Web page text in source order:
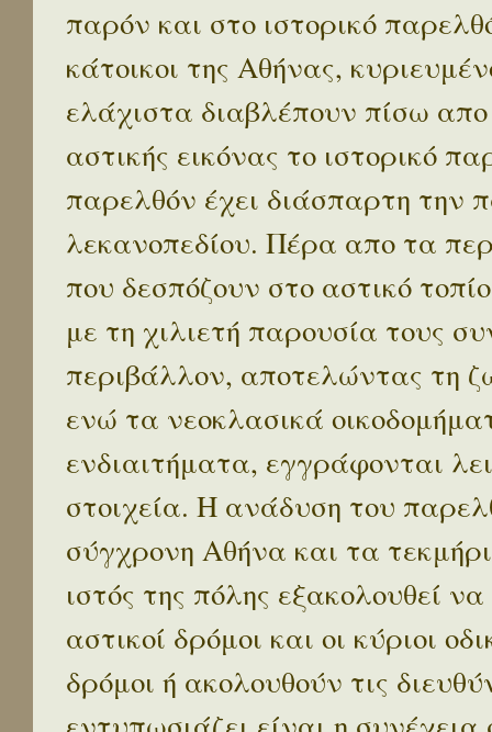
παρόν και στο ιστορικό
κάτοικοι της Αθήνας,
ελάχιστα διαβλέπουν πίσω
αστικής εικόνας το ιστορικό
παρελθόν έχει διάσπαρτη την
λεκανοπεδίου. Πέρα απο τα
που δεσπόζουν στο αστικό
με τη χιλιετή παρουσία τους
περιβάλλον, αποτελώντας τη
ενώ τα νεοκλασικά
ενδιαιτήματα, εγγράφονται
στοιχεία. Η ανάδυση του
σύγχρονη Αθήνα και τα
ιστός της πόλης εξακολουθεί
αστικοί δρόμοι και οι κύριοι
δρόμοι ή ακολουθούν τις